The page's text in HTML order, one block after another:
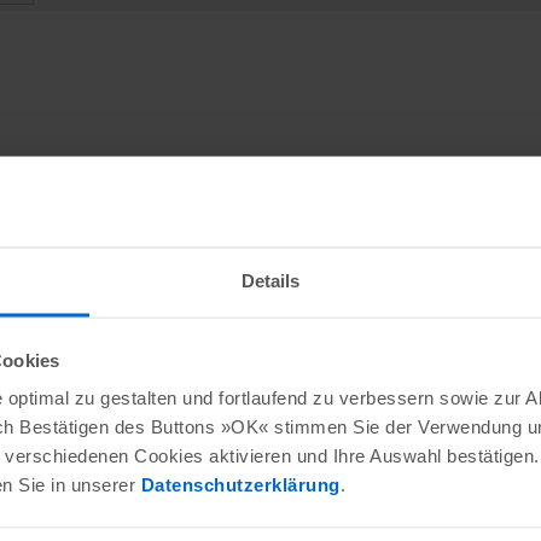
Details
zu gestalten und fortlaufend zu verbessern sowie zur
Bestätigen des Buttons »OK« stimmen Sie der Verwendung
Cookies aktivieren und Ihre Auswahl bestätigen.
Sie in unserer Datenschutzerklärung.